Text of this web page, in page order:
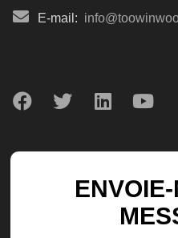
E-mail: